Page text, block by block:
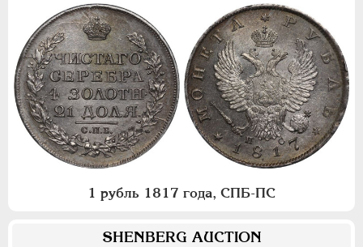
1 рубль 1817 года, СПБ-ПС
SHENBERG AUCTION